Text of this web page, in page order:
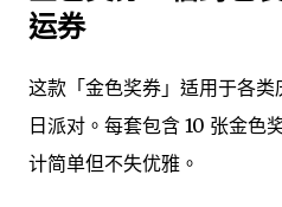
运券
这款「金色奖券」适用于各
日派对。每套包含 10 张金色
计简单但不失优雅。